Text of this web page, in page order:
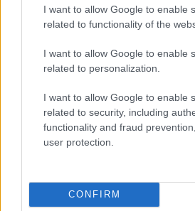
I want to allow Google to enable
related to functionality of the
I want to allow Google to enable
related to personalization.
I want to allow Google to enable
related to security, including
functionality and fraud
user protection.
CONFIRM